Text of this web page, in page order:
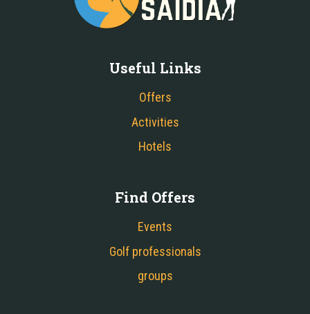
Useful Links
Offers
Activities
Hotels
Find Offers
Events
Golf professionals
groups